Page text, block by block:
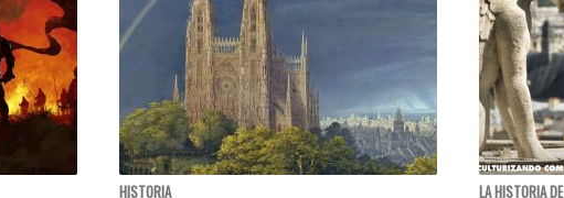
HISTORIA
LA HISTORIA DE